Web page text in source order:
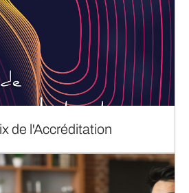
de l'Accréditation